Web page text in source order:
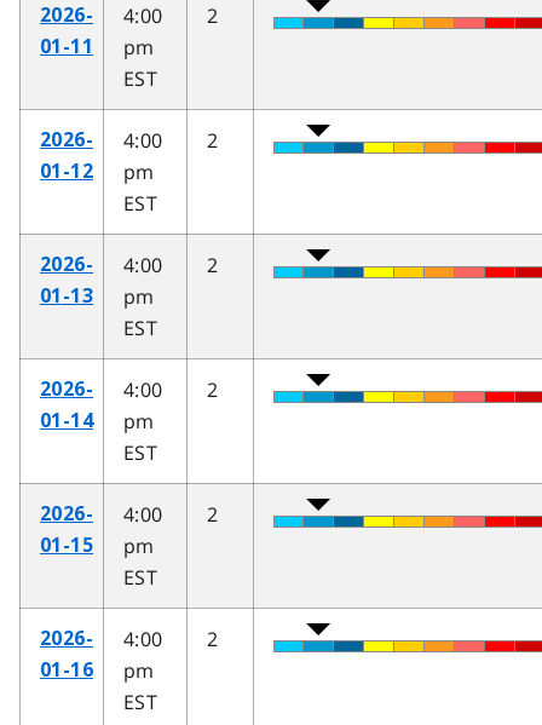
2026-
01-11
4:00
pm
EST
2
2026-
01-12
4:00
pm
EST
2
2026-
01-13
4:00
pm
EST
2
2026-
01-14
4:00
pm
EST
2
2026-
01-15
4:00
pm
EST
2
2026-
01-16
4:00
pm
EST
2